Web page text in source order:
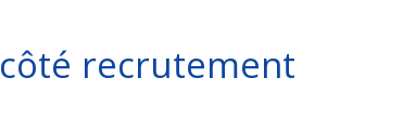
recrutement